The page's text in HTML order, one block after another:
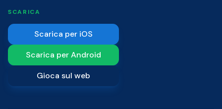
SCARICA
Scarica per iOS
Scarica per Android
Gioca sul web